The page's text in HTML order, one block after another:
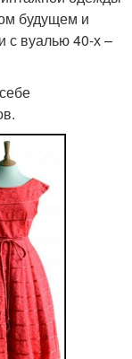
будущем и
с вуалью 40-х –